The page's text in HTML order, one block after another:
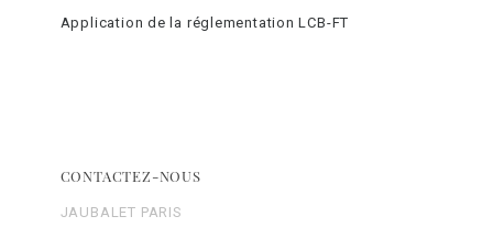
Application de la réglementation LCB-FT
CONTACTEZ-NOUS
JAUBALET PARIS